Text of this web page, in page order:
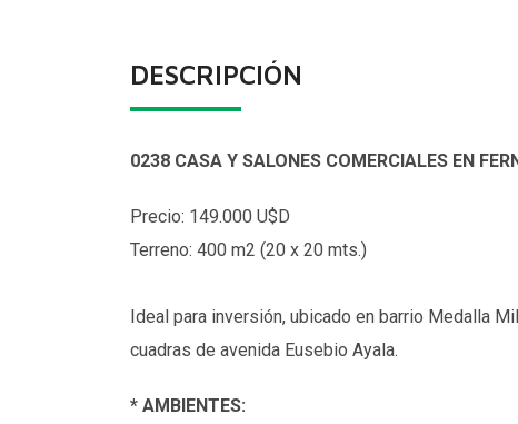
DESCRIPCIÓN
0238 CASA Y SALONES COMERCIALES EN
Precio: 149.000 U$D
Terreno: 400 m2 (20 x 20 mts.)
Ideal para inversión, ubicado en barrio Medalla
cuadras de avenida Eusebio Ayala.
* AMBIENTES: